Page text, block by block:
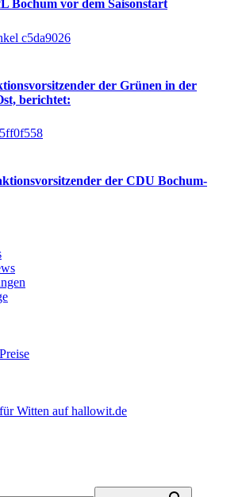
Bochum vor dem Saisonstart
der Grünen in der
berichtet:
der CDU Bochum-
Witten auf hallowit.de